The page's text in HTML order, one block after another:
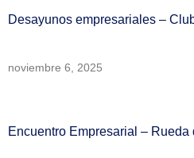
Desayunos empresariales –
noviembre 6, 2025
Encuentro Empresarial –